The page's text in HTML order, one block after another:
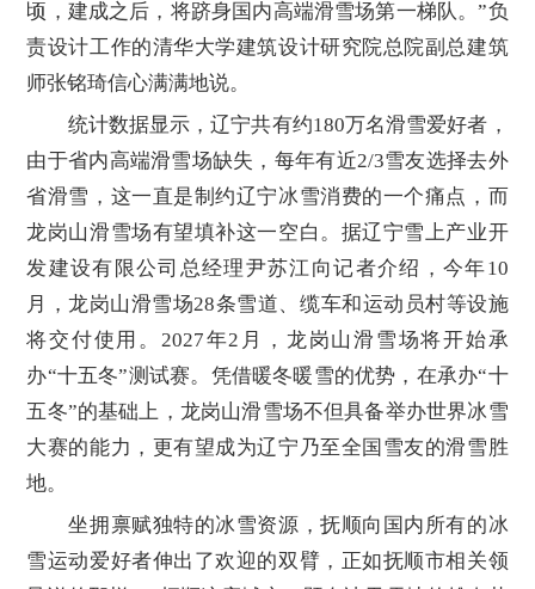
顷，建成之后，将跻身国内高端滑雪场第一梯队。”负
责设计工作的清华大学建筑设计研究院总院副总建筑
师张铭琦信心满满地说。
统计数据显示，辽宁共有约180万名滑雪爱好者，
由于省内高端滑雪场缺失，每年有近2/3雪友选择去外
省滑雪，这一直是制约辽宁冰雪消费的一个痛点，而
龙岗山滑雪场有望填补这一空白。据辽宁雪上产业开
发建设有限公司总经理尹苏江向记者介绍，今年10
月，龙岗山滑雪场28条雪道、缆车和运动员村等设施
将交付使用。2027年2月，龙岗山滑雪场将开始承
办“十五冬”测试赛。凭借暖冬暖雪的优势，在承办“十
五冬”的基础上，龙岗山滑雪场不但具备举办世界冰雪
大赛的能力，更有望成为辽宁乃至全国雪友的滑雪胜
地。
坐拥禀赋独特的冰雪资源，抚顺向国内所有的冰
雪运动爱好者伸出了欢迎的双臂，正如抚顺市相关领